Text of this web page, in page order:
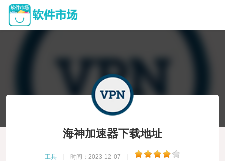
海神加速器下载地址
工具 时间：2023-12-07